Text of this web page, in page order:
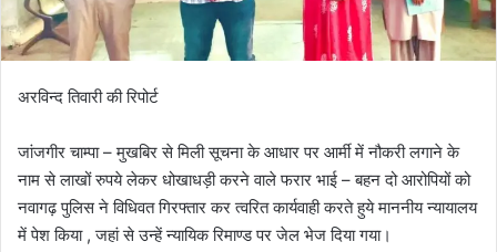
अरविन्द तिवारी की रिपोर्ट
जांजगीर चाम्पा – मुखबिर से मिली सूचना के आधार पर आर्मी में नौकरी लगाने के
नाम से लाखों रुपये लेकर धोखाधड़ी करने वाले फरार भाई – बहन दो आरोपियों को
नवागढ़ पुलिस ने विधिवत गिरफ्तार कर त्वरित कार्यवाही करते हुये माननीय न्यायालय
में पेश किया , जहां से उन्हें न्यायिक रिमाण्ड पर जेल भेज दिया गया।